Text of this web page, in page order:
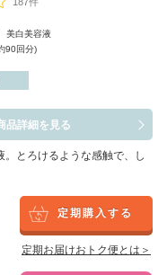
白美容液
回分)
品詳細を見る
とろけるような感触で、し
定期購入する
定期お届けおトク便とは＞